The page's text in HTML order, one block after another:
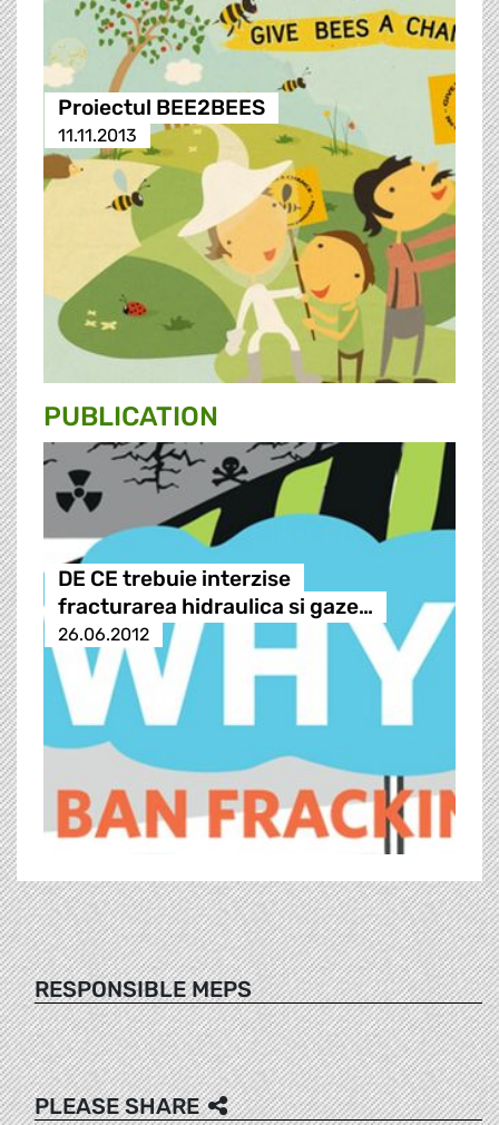
Proiectul BEE2BEES
11.11.2013
PUBLICATION
DE CE trebuie interzise
fracturarea hidraulica si gaze…
26.06.2012
RESPONSIBLE MEPS
PLEASE SHARE